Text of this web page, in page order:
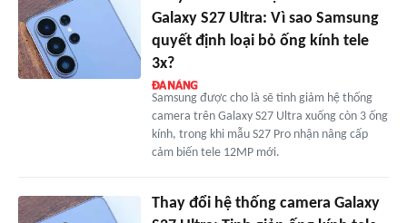
Galaxy S27 Ultra: Vì sao Samsung
quyết định loại bỏ ống kính tele
3x?
Samsung được cho là sẽ tinh giảm hệ thống
camera trên Galaxy S27 Ultra xuống còn 3 ống
kính, trong khi mẫu S27 Pro nhận nâng cấp
cảm biến tele 12MP mới.
Thay đổi hệ thống camera Galaxy